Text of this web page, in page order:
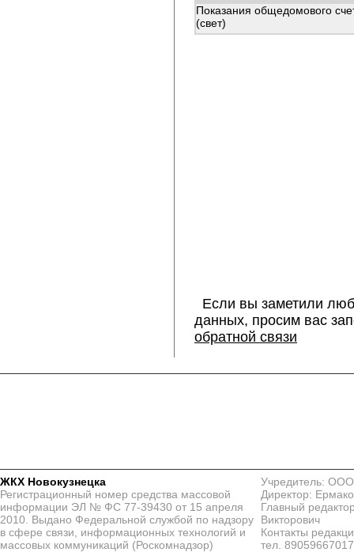
Показания общедомового
(свет)
Если вы заметили
данных, просим вас
обратной связи
ЖКХ Новокузнецка
Регистрационный номер средства массовой
информации ЭЛ № ФС 77-39430 от 15 апреля
2010. Выдано Федеральной службой по надзору
в сфере связи, информационных технологий и
массовых коммуникаций (Роскомнадзор)
Учредитель:
Директор:
Главный
Викторович
Контакты
тел. 89059667017